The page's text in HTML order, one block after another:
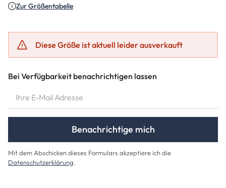
Zur Größentabelle
Bei Verfügbarkeit benachrichtigen lassen
Benachrichtige mich
Mit dem Abschicken dieses Formulars akzeptiere ich die
Datenschutzerklärung.
Diese Größe ist aktuell leider ausverkauft